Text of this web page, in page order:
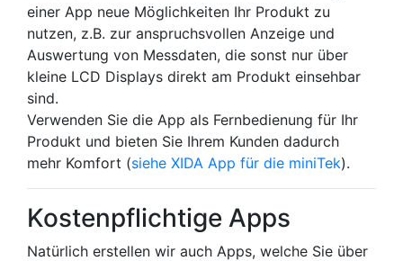
einer App neue Möglichkeiten Ihr Produkt zu
nutzen, z.B. zur anspruchsvollen Anzeige und
Auswertung von Messdaten, die sonst nur über
kleine LCD Displays direkt am Produkt einsehbar
sind.
Verwenden Sie die App als Fernbedienung für Ihr
Produkt und bieten Sie Ihrem Kunden dadurch
mehr Komfort (siehe XIDA App für die miniTek).
Kostenpflichtige Apps
Natürlich erstellen wir auch Apps, welche Sie über